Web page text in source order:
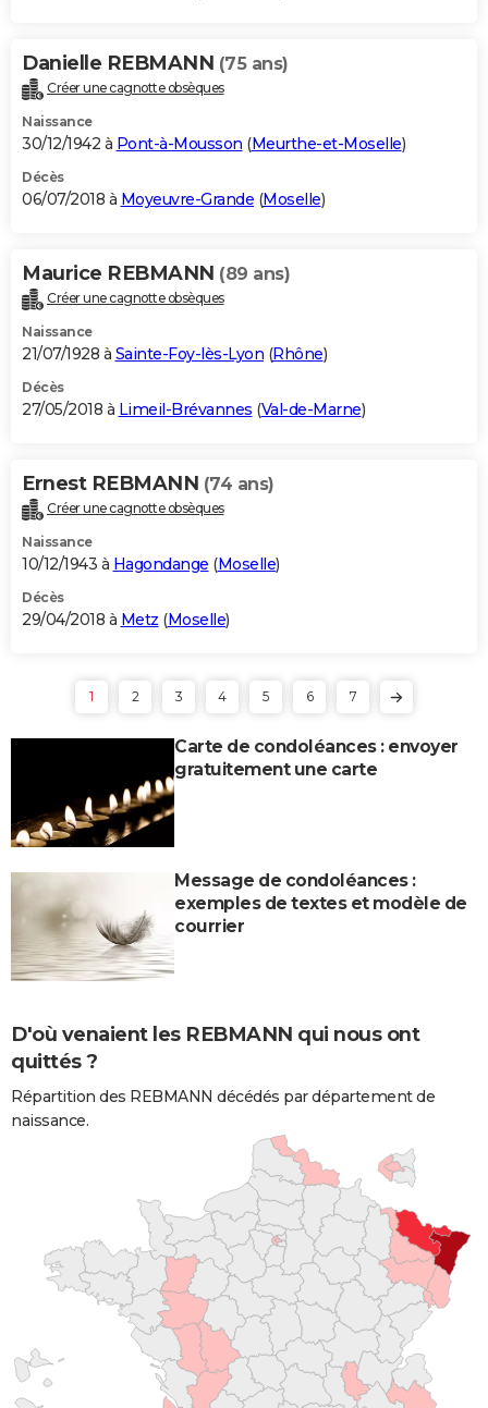
Danielle REBMANN (75 ans)
Créer une cagnotte obsèques
Naissance
30/12/1942 à Pont-à-Mousson (Meurthe-et-Moselle)
Décès
06/07/2018 à Moyeuvre-Grande (Moselle)
Maurice REBMANN (89 ans)
Créer une cagnotte obsèques
Naissance
21/07/1928 à Sainte-Foy-lès-Lyon (Rhône)
Décès
27/05/2018 à Limeil-Brévannes (Val-de-Marne)
Ernest REBMANN (74 ans)
Créer une cagnotte obsèques
Naissance
10/12/1943 à Hagondange (Moselle)
Décès
29/04/2018 à Metz (Moselle)
1 2 3 4 5 6 7
Carte de condoléances : envoyer
gratuitement une carte
Message de condoléances :
exemples de textes et modèle de
courrier
D'où venaient les REBMANN qui nous ont
quittés ?
Répartition des REBMANN décédés par département de
naissance.